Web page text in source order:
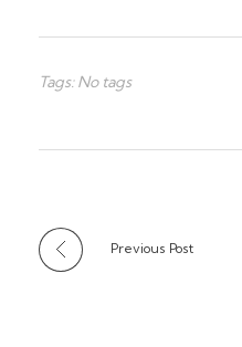
Tags: No tags
Previous Post